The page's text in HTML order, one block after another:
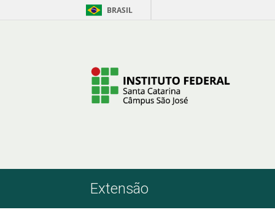
Pular para o Conteúdo BRASIL
Extensão